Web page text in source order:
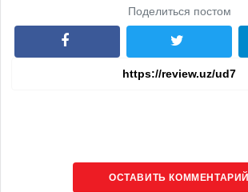
Поделиться постом
ОСТАВИТЬ КОММЕНТАРИЙ